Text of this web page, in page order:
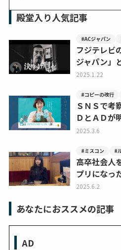
殿堂入り人気記事
#ACジャパン
フジテレビ
ジャパン」
2025.1.22
#コピーの改行
ＳＮＳで考
ＤとＡＤが
2025.3.6
#ミスコン #
高卒社会人
プリになっ
2025.6.2
あなたにおススメの記事
AD